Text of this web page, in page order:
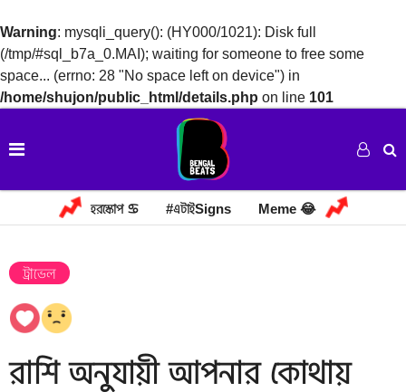
Warning: mysqli_query(): (HY000/1021): Disk full
(/tmp/#sql_b7a_0.MAI); waiting for someone to free some
space... (errno: 28 "No space left on device") in
/home/shujon/public_html/details.php on line 101
হরস্কোপ ♋ #এটাইSigns Meme 😂
ট্রাভেল
রাশি অনুযায়ী আপনার কোথায়